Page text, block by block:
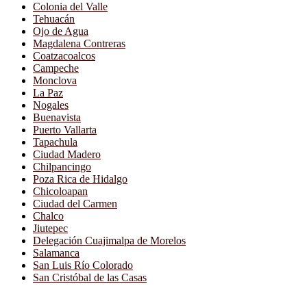
Colonia del Valle
Tehuacán
Ojo de Agua
Magdalena Contreras
Coatzacoalcos
Campeche
Monclova
La Paz
Nogales
Buenavista
Puerto Vallarta
Tapachula
Ciudad Madero
Chilpancingo
Poza Rica de Hidalgo
Chicoloapan
Ciudad del Carmen
Chalco
Jiutepec
Delegación Cuajimalpa de Morelos
Salamanca
San Luis Río Colorado
San Cristóbal de las Casas